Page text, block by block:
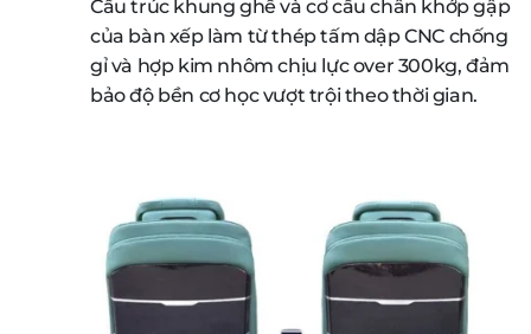
Cấu trúc khung ghế và cơ cấu chân khớp gập
của bàn xếp làm từ thép tấm dập CNC chống
gỉ và hợp kim nhôm chịu lực over 300kg, đảm
bảo độ bền cơ học vượt trội theo thời gian.